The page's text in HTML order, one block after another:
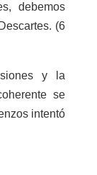
debemos
(6
y la
se
intentó